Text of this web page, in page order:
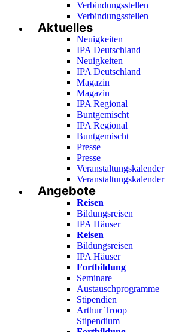
Verbindungsstellen
Verbindungsstellen
Aktuelles
Neuigkeiten
IPA Deutschland
Neuigkeiten
IPA Deutschland
Magazin
Magazin
IPA Regional
Buntgemischt
IPA Regional
Buntgemischt
Presse
Presse
Veranstaltungskalender
Veranstaltungskalender
Angebote
Reisen
Bildungsreisen
IPA Häuser
Reisen
Bildungsreisen
IPA Häuser
Fortbildung
Seminare
Austauschprogramme
Stipendien
Arthur Troop
Stipendium